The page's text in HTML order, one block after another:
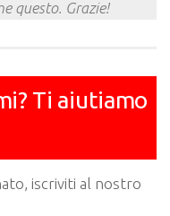
questo. Grazie!
Ti aiutiamo
iscriviti al nostro